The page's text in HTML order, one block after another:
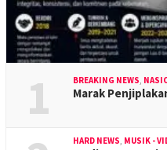
1 BREAKING NEWS,
Marak
HARD NEWS, MUSIK -